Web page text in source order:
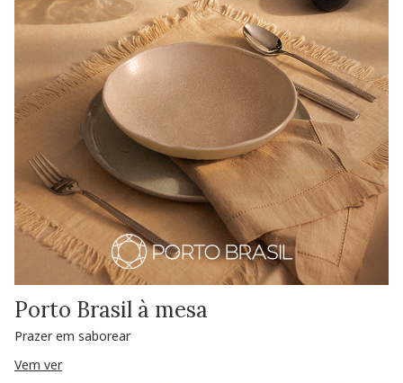
Porto Brasil à mesa
Prazer em saborear
Vem ver